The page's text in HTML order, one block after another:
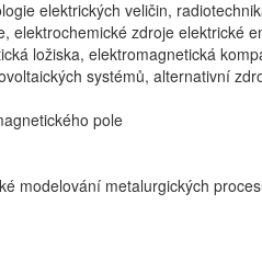
elektrických veličin,
elektrochemické zdroje elektrické
ložiska, elektromagnetická
systémů, alternativní
pole
modelování metalurgických